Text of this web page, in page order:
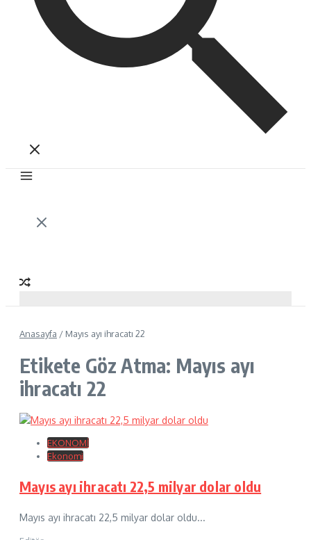
Anasayfa / Mayıs ayı ihracatı 22
Etikete Göz Atma: Mayıs ayı
ihracatı 22
EKONOMİ
Ekonomi
Mayıs ayı ihracatı 22,5 milyar dolar oldu
Mayıs ayı ihracatı 22,5 milyar dolar oldu...